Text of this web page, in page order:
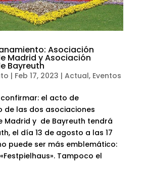
Asociación
Madrid y Asociación
Bayreuth
| Feb 17, 2023 | Actual, Eventos
el acto de
de las dos asociaciones
Madrid y de Bayreuth tendrá
el día 13 de agosto a las 17
puede ser más emblemático:
Tampoco el